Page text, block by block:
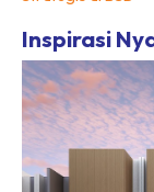
Inspirasi